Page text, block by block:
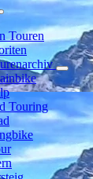
Touren
Touring